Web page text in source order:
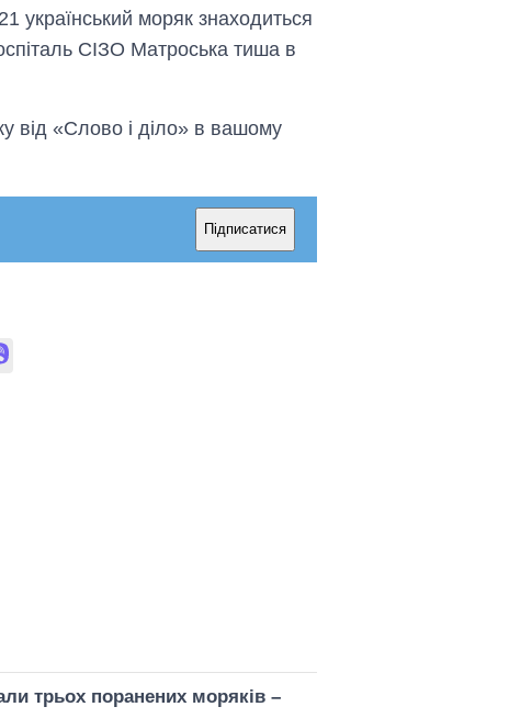
моряк знаходиться
СІЗО Матроська тиша в
від «Слово і діло» в вашому
Підписатися
трьох поранених моряків –